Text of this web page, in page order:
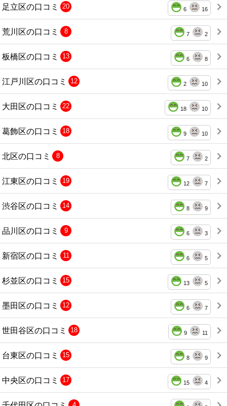
足立区の口コミ 6 16
20
荒川区の口コミ 7 2
8
板橋区の口コミ 6 8
13
江戸川区の口コミ 2 10
12
大田区の口コミ 18 10
22
葛飾区の口コミ 9 10
18
北区の口コミ 7 2
8
江東区の口コミ 12 7
19
渋谷区の口コミ 8 9
14
品川区の口コミ 6 3
9
新宿区の口コミ 6 5
11
杉並区の口コミ 13 5
15
墨田区の口コミ 6 7
12
世田谷区の口コミ 9 11
18
台東区の口コミ 8 9
15
中央区の口コミ 15 4
17